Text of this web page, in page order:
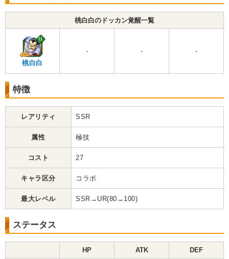
桃白白のドッカン覚醒一覧
桃白白
- - -
特徴
レアリティ SSR
属性 極技
コスト 27
キャラ区分 コラボ
最大レベル SSR→UR(80→100)
ステータス
HP ATK DEF